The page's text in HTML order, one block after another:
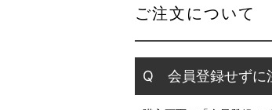
ご注文について
Q 会員登録せずに